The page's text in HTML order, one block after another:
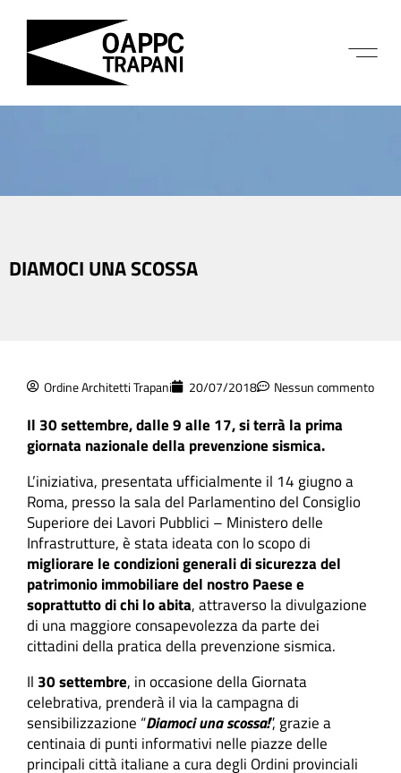
DIAMOCI UNA SCOSSA
Ordine Architetti Trapani 20/07/2018 Nessun commento
Il 30 settembre, dalle 9 alle 17, si terrà la prima
giornata nazionale della prevenzione sismica.
L’iniziativa, presentata ufficialmente il 14 giugno a
Roma, presso la sala del Parlamentino del Consiglio
Superiore dei Lavori Pubblici – Ministero delle
Infrastrutture, è stata ideata con lo scopo di
migliorare le condizioni generali di sicurezza del
patrimonio immobiliare del nostro Paese e
soprattutto di chi lo abita, attraverso la divulgazione
di una maggiore consapevolezza da parte dei
cittadini della pratica della prevenzione sismica.
Il 30 settembre, in occasione della Giornata
celebrativa, prenderà il via la campagna di
sensibilizzazione “Diamoci una scossa!”, grazie a
centinaia di punti informativi nelle piazze delle
principali città italiane a cura degli Ordini provinciali